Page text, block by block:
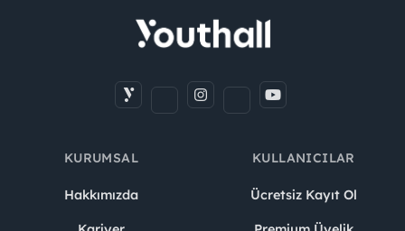
KURUMSAL
Hakkımızda
KULLANICILAR
Ücretsiz Kayıt Ol